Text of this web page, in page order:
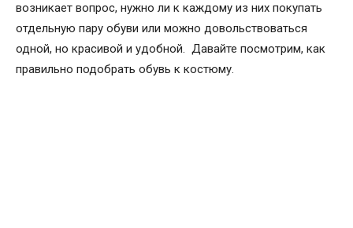
возникает вопрос, нужно ли к каждому из них покупать
отдельную пару обуви или можно довольствоваться
одной, но красивой и удобной. Давайте посмотрим, как
правильно подобрать обувь к костюму.